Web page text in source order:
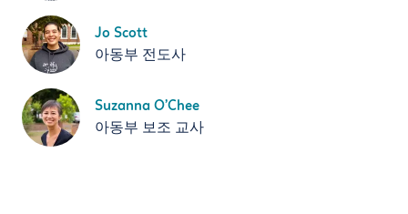
Jo Scott
아동부 전도사
Suzanna O’Chee
아동부 보조 교사